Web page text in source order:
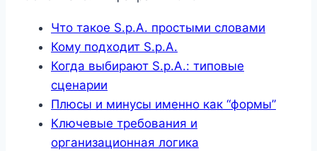
Что такое S.p.A. простыми словами
Кому подходит S.p.A.
Когда выбирают S.p.A.: типовые
сценарии
Плюсы и минусы именно как “формы”
Ключевые требования и
организационная логика